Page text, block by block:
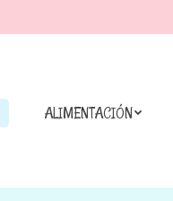
ALIMENTACIÓN